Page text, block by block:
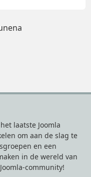
laatste Joomla
om aan de slag te
en een
in de wereld van
community!